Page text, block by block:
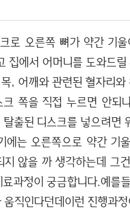
로 오른쪽 뼈가 약간 기
집에서 어머니를 도와드
, 어깨와 관련된 혈자리
쪽을 직접 누르면 안되
출된 디스크를 넣으려면
에는 오른쪽으로 약간 기
않을 까 생각하는데 그
과정이 궁금합니다.예를
직인다던데이런 진행과